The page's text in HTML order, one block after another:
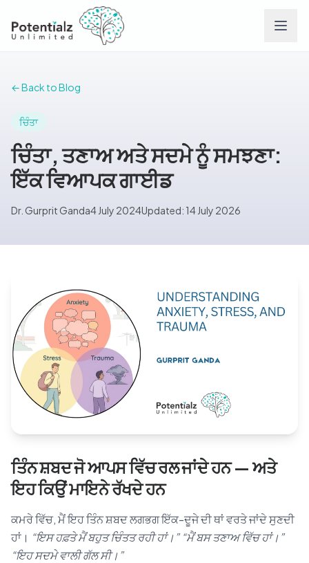
Careers
Blog
📞 0410 261 838
← Back to Blog
ਚਿੰਤਾ
ਚਿੰਤਾ, ਤਣਾਅ ਅਤੇ ਸਦਮੇ ਨੂੰ ਸਮਝਣਾ:
ਇੱਕ ਵਿਆਪਕ ਗਾਈਡ
Dr. Gurprit Ganda4 July 2024Updated: 14 July 2026
ਤਿੰਨ ਸ਼ਬਦ ਜੋ ਆਪਸ ਵਿੱਚ ਰਲ ਜਾਂਦੇ ਹਨ — ਅਤੇ
ਇਹ ਕਿਉਂ ਮਾਇਨੇ ਰੱਖਦੇ ਹਨ
ਕਮਰੇ ਵਿੱਚ, ਮੈਂ ਇਹ ਤਿੰਨ ਸ਼ਬਦ ਲਗਭਗ ਇੱਕ-ਦੂਜੇ ਦੀ ਥਾਂ ਵਰਤੇ ਜਾਂਦੇ ਸੁਣਦੀ
ਹਾਂ। “ਇਸ ਹਫ਼ਤੇ ਮੈਂ ਬਹੁਤ ਚਿੰਤਤ ਰਹੀ ਹਾਂ।” “ਮੈਂ ਬਸ ਤਣਾਅ ਵਿੱਚ ਹਾਂ।”
“ਇਹ ਸਦਮੇ ਵਾਲੀ ਗੱਲ ਸੀ।”